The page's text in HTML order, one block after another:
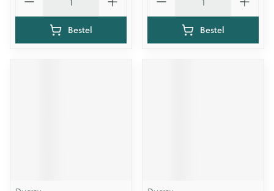
Bestel Bestel